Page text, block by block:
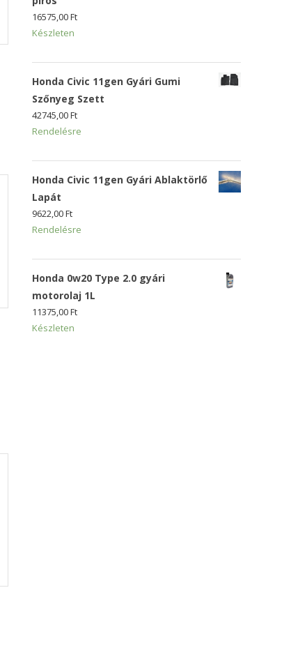
16575,00Ft
Készleten
Honda Civic 11gen Gyári Gumi
Szőnyeg Szett
42745,00Ft
Rendelésre
Honda Civic 11gen Gyári Ablaktörlő
Lapát
9622,00Ft
Rendelésre
Honda 0w20 Type 2.0 gyári
motorolaj 1L
11375,00Ft
Készleten